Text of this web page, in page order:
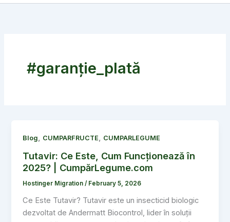
#garanție_plată
Blog, CUMPARFRUCTE, CUMPARLEGUME
Tutavir: Ce Este, Cum Funcționează în
2025? | CumpărLegume.com
Hostinger Migration/ February 5, 2026
Ce Este Tutavir? Tutavir este un insecticid biologic
dezvoltat de Andermatt Biocontrol, lider în soluții